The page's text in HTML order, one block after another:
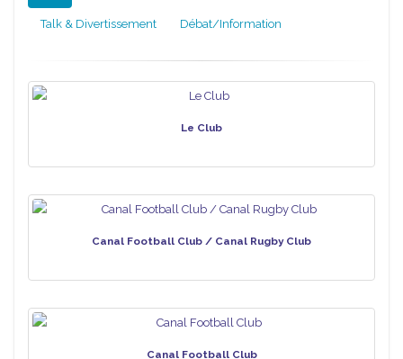
Talk & Divertissement Débat/Information
Le Club
Canal Football Club / Canal Rugby Club
Canal Football Club